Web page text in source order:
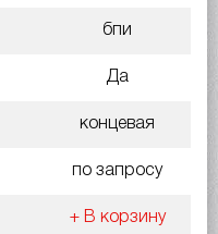
бпи
Да
концевая
по запросу
+ В корзину